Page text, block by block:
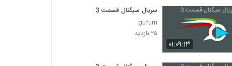
۰۱:۰۹:۱۳
سریال سیگنال قسمت 3
gufum
۲۵ بازدید